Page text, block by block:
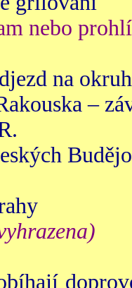
nebo
na
–